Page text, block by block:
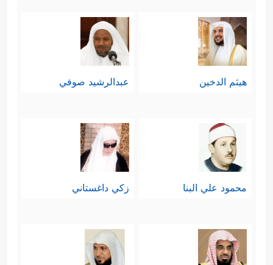
هيثم الدخين عبدالرشيد صوفي
محمود علي البنا زكي داغستاني